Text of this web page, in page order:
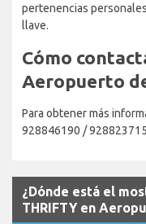
pertenencias
llave.
Cómo
Aeropuerto
Para obtener más
928846190 /
¿Dónde está el
THRIFTY en